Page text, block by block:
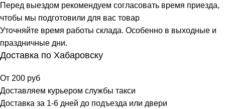
Перед выездом рекомендуем согласовать время приезда,
чтобы мы подготовили для вас товар
Уточняйте время работы склада. Особенно в выходные и
праздничные дни.
Доставка по Хабаровску
От 200 руб
Доставляем курьером службы такси
Доставка за 1-6 дней до подъезда или двери